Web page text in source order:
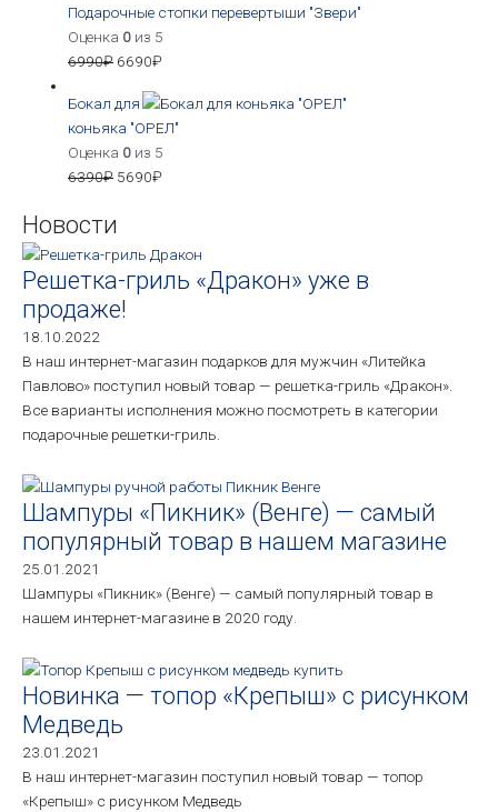
Подарочные стопки перевертыши "Звери"
Оценка 0 из 5
6990₽ 6690₽
Бокал для
коньяка "ОРЕЛ"
Оценка 0 из 5
6390₽ 5690₽
Новости
Решетка-гриль «Дракон» уже в
продаже!
18.10.2022
В наш интернет-магазин подарков для мужчин «Литейка
Павлово» поступил новый товар — решетка-гриль «Дракон».
Все варианты исполнения можно посмотреть в категории
подарочные решетки-гриль.
Шампуры «Пикник» (Венге) — самый
популярный товар в нашем магазине
25.01.2021
Шампуры «Пикник» (Венге) — самый популярный товар в
нашем интернет-магазине в 2020 году.
Новинка — топор «Крепыш» с рисунком
Медведь
23.01.2021
В наш интернет-магазин поступил новый товар — топор
«Крепыш» с рисунком Медведь